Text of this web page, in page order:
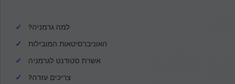
למה גרמניה?
האוניברסיטאות המובילות
אשרת סטודנט לגרמניה
צריכים עזרה?